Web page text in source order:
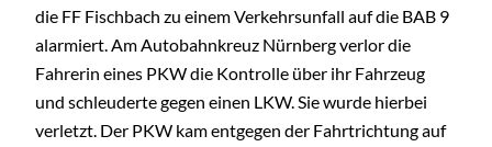
die FF Fischbach zu einem Verkehrsunfall auf die BAB 9
alarmiert. Am Autobahnkreuz Nürnberg verlor die
Fahrerin eines PKW die Kontrolle über ihr Fahrzeug
und schleuderte gegen einen LKW. Sie wurde hierbei
verletzt. Der PKW kam entgegen der Fahrtrichtung auf